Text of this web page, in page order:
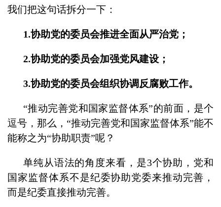
我们把这句话拆分一下：
1.协助党的委员会推进全面从严治党；
2.协助党的委员会加强党风建设；
3.协助党的委员会组织协调反腐败工作。
“推动完善党和国家监督体系”的前面，是个
逗号，那么，“推动完善党和国家监督体系”能不
能称之为“协助职责”呢？
单纯从语法的角度来看，是3个协助，党和
国家监督体系不是纪委协助党委来推动完善，
而是纪委直接推动完善。